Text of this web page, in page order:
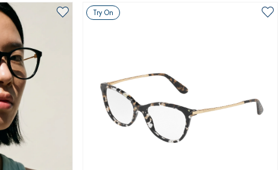
Try On